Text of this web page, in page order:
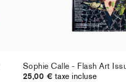
Sophie Calle - Flash Art
25,00 € taxe incluse